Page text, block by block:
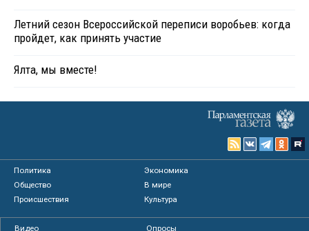
Летний сезон Всероссийской переписи воробьев: когда
пройдет, как принять участие
Ялта, мы вместе!
Политика
Экономика
Общество
В мире
Происшествия
Культура
Видео
Опросы